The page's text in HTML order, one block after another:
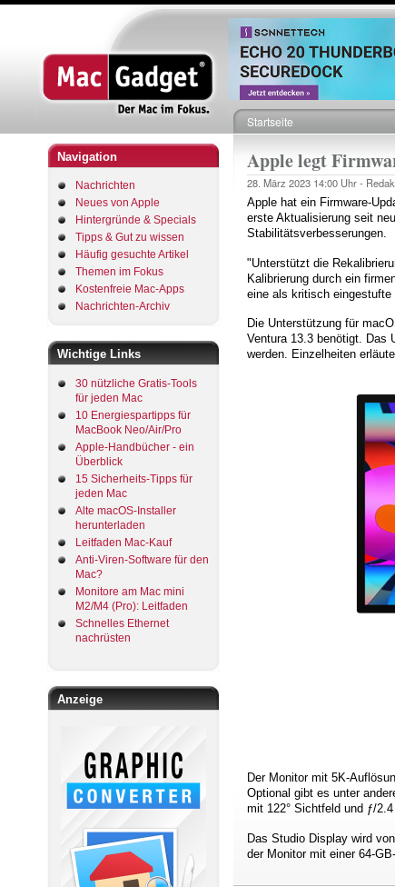
Navigation
Nachrichten
Neues von Apple
Hintergründe & Specials
Tipps & Gut zu wissen
Häufig gesuchte Artikel
Themen im Fokus
Kostenfreie Mac-Apps
Nachrichten-Archiv
Wichtige Links
30 nützliche Gratis-Tools
für jeden Mac
10 Energiespartipps für
MacBook Neo/Air/Pro
Apple-Handbücher - ein
Überblick
15 Sicherheits-Tipps für
jeden Mac
Alte macOS-Installer
herunterladen
Leitfaden Mac-Kauf
Anti-Viren-Software für den
Mac?
Monitore am Mac mini
M2/M4 (Pro): Leitfaden
Schnelles Ethernet
nachrüsten
Anzeige
Pfadnavigation
Startseite
Apple legt
28. März 2023 14:00 Uhr -
Apple hat ein Firmware-
erste Aktualisierung seit
Stabilitätsverbesserungen.
"Unterstützt die
Kalibrierung durch ein
eine als kritisch eingestufte
Die Unterstützung für
Ventura 13.3 benötigt. Das
werden. Einzelheiten
Der Monitor mit 5K-
Optional gibt es unter
mit 122° Sichtfeld und ƒ/
Das Studio Display wird
der Monitor mit einer 64-